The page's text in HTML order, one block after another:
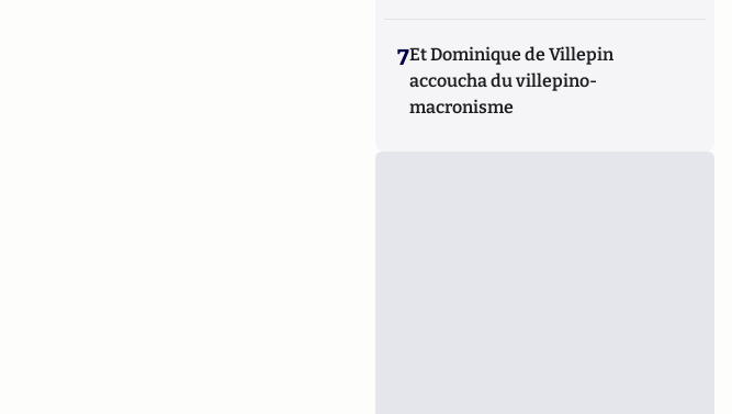
7Et Dominique de Villepin
accoucha du villepino-
macronisme